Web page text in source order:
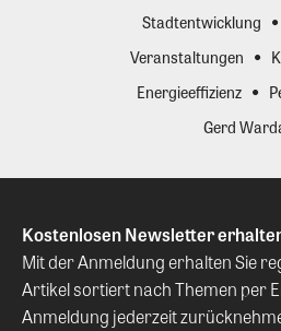
Stadtentwicklung
Veranstaltungen
Energieeffizienz
Gerd
Kostenlosen Newsletter
Mit der Anmeldung erhalten Sie
Artikel sortiert nach Themen per
Anmeldung jederzeit